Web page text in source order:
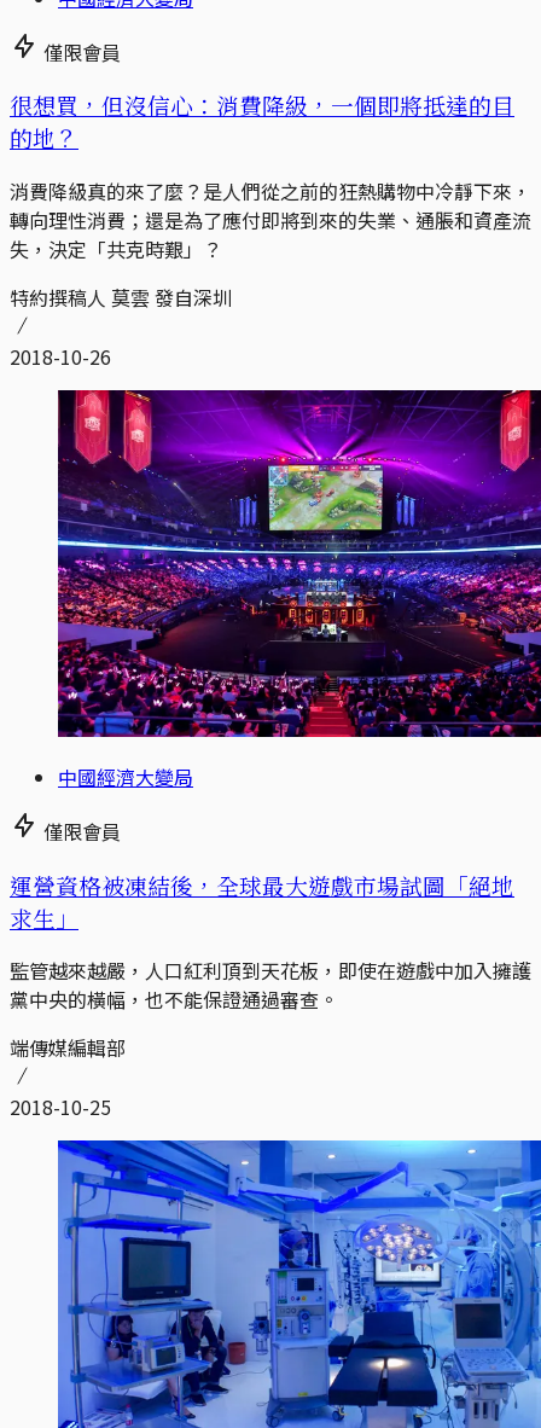
僅限會員
很想買，但沒信心：消費降級，一個即將抵達的目
的地？
消費降級真的來了麼？是人們從之前的狂熱購物中冷靜下來，
轉向理性消費；還是為了應付即將到來的失業、通脹和資產流
失，決定「共克時艱」？
特約撰稿人 莫雲 發自深圳
2018-10-26
中國經濟大變局
僅限會員
運營資格被凍結後，全球最大遊戲市場試圖「絕地
求生」
監管越來越嚴，人口紅利頂到天花板，即使在遊戲中加入擁護
黨中央的橫幅，也不能保證通過審查。
端傳媒編輯部
2018-10-25